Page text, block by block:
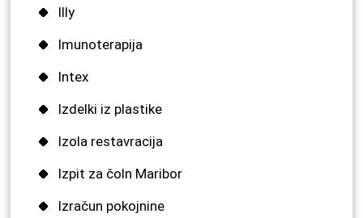
Illy
Imunoterapija
Intex
Izdelki iz plastike
Izola restavracija
Izpit za čoln Maribor
Izračun pokojnine